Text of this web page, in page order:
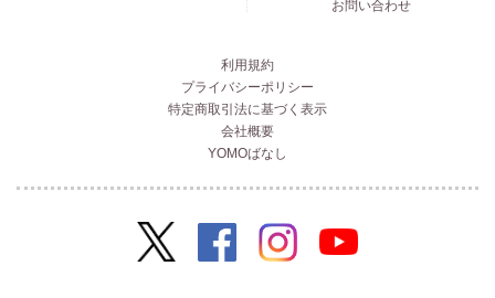
お問い合わせ
利用規約
プライバシーポリシー
特定商取引法に基づく表示
会社概要
YOMOばなし